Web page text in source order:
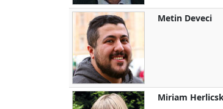
Metin Deveci
Miriam